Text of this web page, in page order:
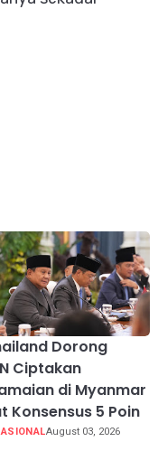
Dorong
Ciptakan
di Myanmar
Konsensus 5 Poin
August 03, 2026